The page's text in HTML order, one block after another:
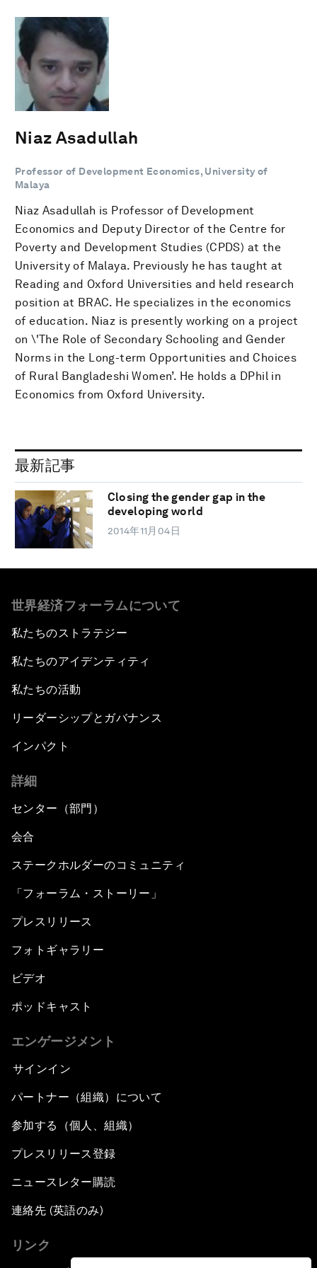
Niaz Asadullah
Professor of Development Economics, University of
Malaya
Niaz Asadullah is Professor of Development
Economics and Deputy Director of the Centre for
Poverty and Development Studies (CPDS) at the
University of Malaya. Previously he has taught at
Reading and Oxford Universities and held research
position at BRAC. He specializes in the economics
of education. Niaz is presently working on a project
on \'The Role of Secondary Schooling and Gender
Norms in the Long-term Opportunities and Choices
of Rural Bangladeshi Women’. He holds a DPhil in
Economics from Oxford University.
最新記事
Closing the gender gap in the
developing world
2014年11月04日
世界経済フォーラムについて
私たちのストラテジー
私たちのアイデンティティ
私たちの活動
リーダーシップとガバナンス
インパクト
詳細
センター（部門）
会合
ステークホルダーのコミュニティ
「フォーラム・ストーリー」
プレスリリース
フォトギャラリー
ビデオ
ポッドキャスト
エンゲージメント
サインイン
パートナー（組織）について
参加する（個人、組織）
プレスリリース登録
ニュースレター購読
連絡先 (英語のみ)
リンク